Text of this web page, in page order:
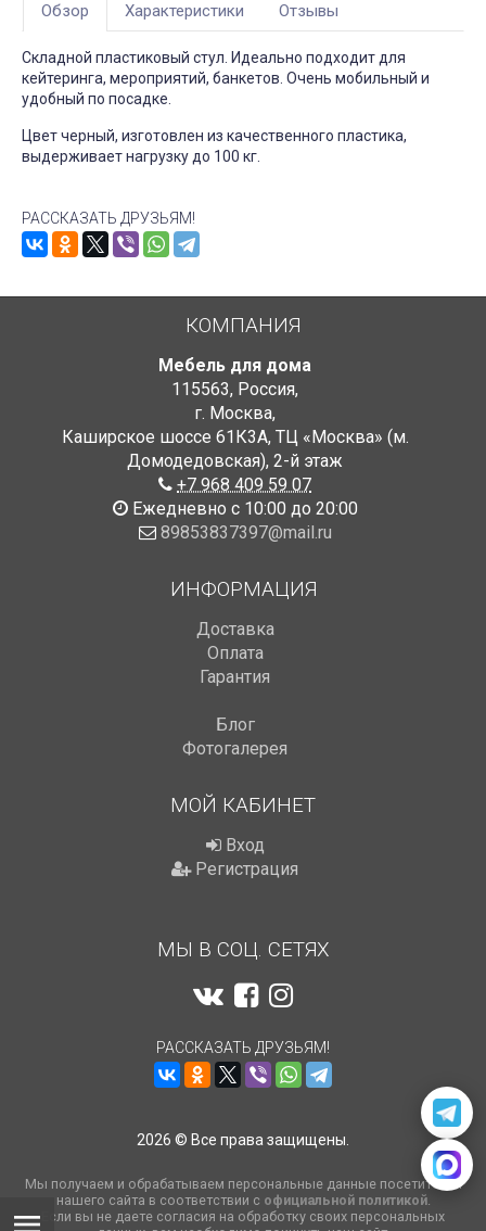
Обзор Характеристики Отзывы
Складной пластиковый стул. Идеально подходит для
кейтеринга, мероприятий, банкетов. Очень мобильный и
удобный по посадке.
Цвет черный, изготовлен из качественного пластика,
выдерживает нагрузку до 100 кг.
РАССКАЗАТЬ ДРУЗЬЯМ!
КОМПАНИЯ
Мебель для дома
115563, Россия,
г. Москва,
Каширское шоссе 61К3А, ТЦ «Москва» (м.
Домодедовская), 2-й этаж
+7 968 409 59 07
Ежедневно с 10:00 до 20:00
89853837397@mail.ru
ИНФОРМАЦИЯ
Доставка
Оплата
Гарантия
Блог
Фотогалерея
МОЙ КАБИНЕТ
Вход
Регистрация
МЫ В СОЦ. СЕТЯХ
РАССКАЗАТЬ ДРУЗЬЯМ!
2026 © Все права защищены.
Мы получаем и обрабатываем персональные данные посетителей
нашего сайта в соответствии с официальной политикой.
Если вы не даете согласия на обработку своих персональных